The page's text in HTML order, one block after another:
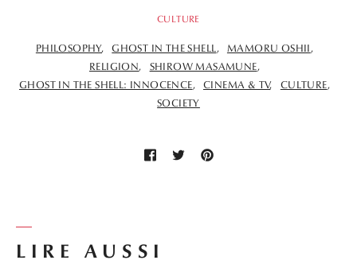
LIRE AUSSI
CULTURE
PHILOSOPHY GHOST IN THE SHELL
MAMORU OSHII
RELIGION
SHIROW MASAMUNE
GHOST IN THE SHELL: INNOCENCE
CINEMA & TV
CULTURE
SOCIETY